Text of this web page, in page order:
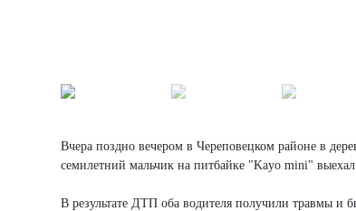
Вчера поздно вечером в Череповецком районе в
семилетний мальчик на питбайке "Kayo mini"
В результате ДТП оба водителя получили травмы и